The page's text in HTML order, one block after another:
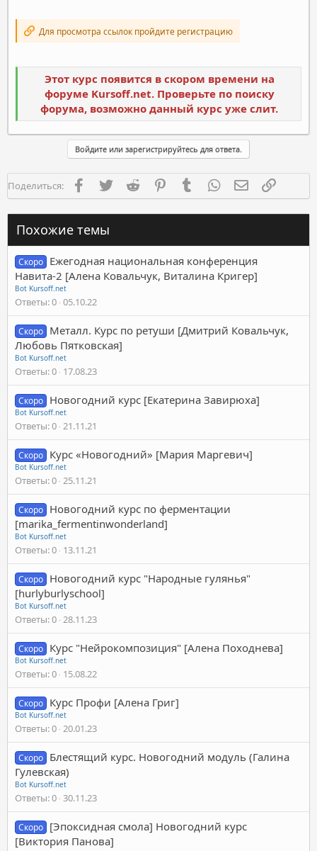
Для просмотра ссылок пройдите регистрацию
Этот курс появится в скором времени на
форуме Kursoff.net. Проверьте по поиску
форума, возможно данный курс уже слит.
Войдите или зарегистрируйтесь для ответа.
Поделиться: FacebookTwitter Reddit PinterestTumblr WhatsAppЭлектронная
Похожие темы
Скоро Ежегодная национальная конференция
Навита-2 [Алена Ковальчук, Виталина Кригер]
Bot Kursoff.net
Ответы 0 05.10.22
Скоро Металл. Курс по ретуши [Дмитрий Ковальчук,
Любовь Пятковская]
Bot Kursoff.net
Ответы 0 17.08.23
Скоро Новогодний курс [Екатерина Завирюха]
Bot Kursoff.net
Ответы 0 21.11.21
Скоро Курс «Новогодний» [Мария Маргевич]
Bot Kursoff.net
Ответы 0 25.11.21
Скоро Новогодний курс по ферментации
[marika_fermentinwonderland]
Bot Kursoff.net
Ответы 0 13.11.21
Скоро Новогодний курс "Народные гулянья"
[hurlyburlyschool]
Bot Kursoff.net
Ответы 0 28.11.23
Скоро Курс "Нейрокомпозиция" [Алена Походнева]
Bot Kursoff.net
Ответы 0 15.08.22
Скоро Курс Профи [Алена Григ]
Bot Kursoff.net
Ответы 0 20.01.23
Скоро Блестящий курс. Новогодний модуль (Галина
Гулевская)
Bot Kursoff.net
Ответы 0 30.11.23
Скоро [Эпоксидная смола] Новогодний курс
[Виктория Панова]